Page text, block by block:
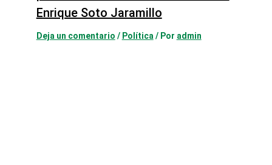
Enrique Soto Jaramillo
Deja un comentario / Política / Por admin